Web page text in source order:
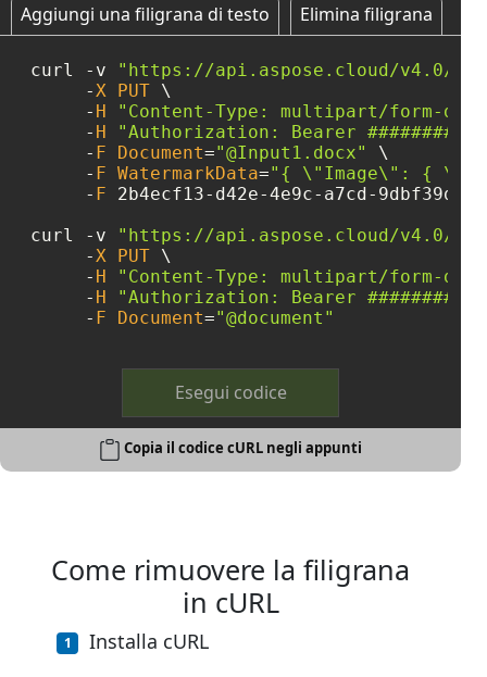
Aggiungi una filigrana di testo
Elimina filigrana
curl - v
"https://api.aspose.cloud/v4.0/
-X PUT \
- H
"Content-Type: multipart/form-
- H
"Authorization: Bearer
- F Document="@Input1.docx"
\
- F WatermarkData="{ \" Image\" : { \"
- F 2b4ecf13- d42e-4e9c- a7cd-
curl
- v
"https://api.aspose.cloud/v4.0/
-X PUT \
- H
"Content-Type: multipart/form-
- H
"Authorization: Bearer
- F Document="@document"
Esegui codice
Copia il codice cURL negli appunti
Come rimuovere la filigrana
in cURL
Installa cURL